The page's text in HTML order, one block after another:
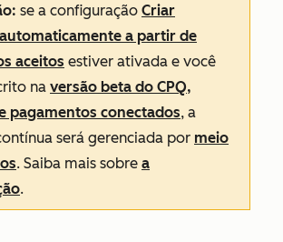
se a configuração Criar
a partir de
aceitos estiver ativada e você
na versão beta do CPQ,
pagamentos conectados, a
será gerenciada por meio
. Saiba mais sobre a
.